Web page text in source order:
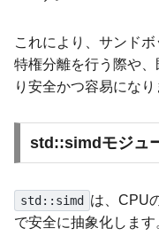
これにより、サンド
特権分離を行う際や
り安全かつ容易になり
std::simdモジュ
std::simd
は、CPU
で安全に抽象化します